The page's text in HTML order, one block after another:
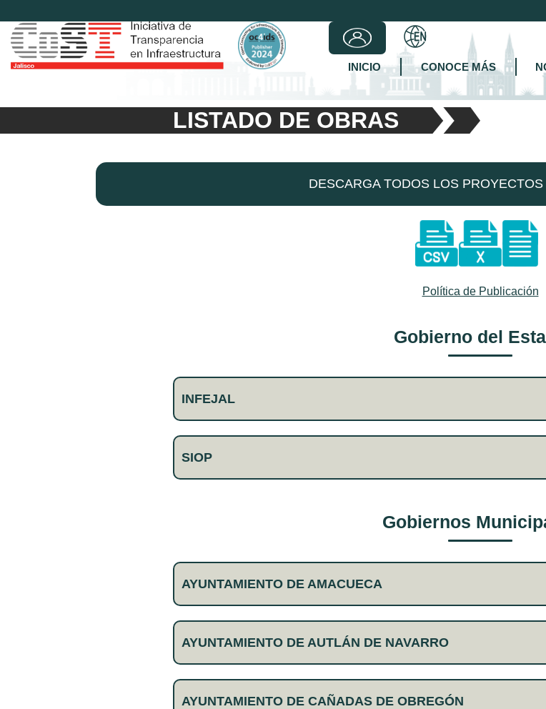
INICIO CONOCE MÁS
LISTADO DE OBRAS
DESCARGA TODOS LOS
Política de Publicación
Gobierno del
INFEJAL
SIOP
Gobiernos
AYUNTAMIENTO DE AMACUECA
AYUNTAMIENTO DE AUTLÁN DE NAVARRO
AYUNTAMIENTO DE CAÑADAS DE OBREGÓN